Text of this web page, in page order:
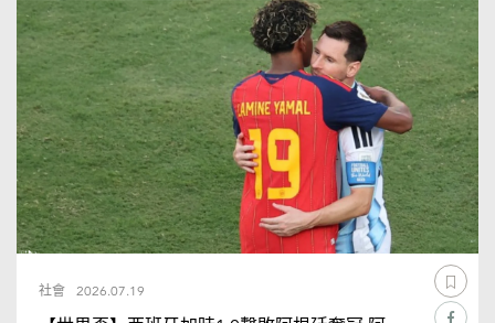
社會 2026.07.19